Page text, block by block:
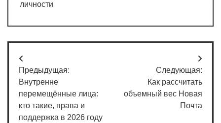
личности
Навигация
по
записям
Предыдущая:
Внутренне
перемещённые лица:
кто такие, права и
поддержка в 2026 году
Следующая:
Как рассчитать
объемный вес Новая
Почта